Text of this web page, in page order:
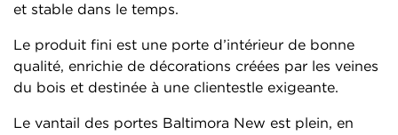
et stable dans le temps.
Le produit fini est une porte d’intérieur de bonne
qualité, enrichie de décorations créées par les veines
du bois et destinée à une clientestle exigeante.
Le vantail des portes Baltimora New est plein, en